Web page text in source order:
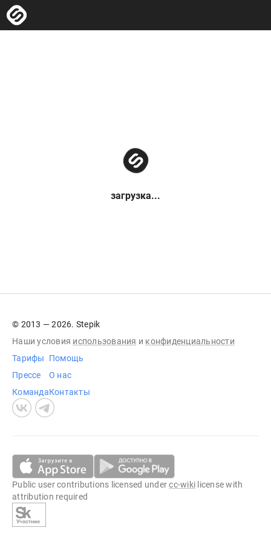
загрузка...
© 2013 — 2026. Stepik
Наши условия использования и конфиденциальности
Тарифы
Прессе
Команда
Помощь
О нас
Контакты
Public user contributions licensed undercc-wiki license with
attribution required